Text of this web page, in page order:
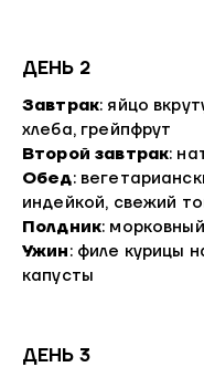
ДЕНЬ 2
Завтрак: яйцо
хлеба, грейпфрут
Второй завтрак:
Обед:
индейкой, свежий
Полдник:
Ужин: филе курицы
капусты
ДЕНЬ 3